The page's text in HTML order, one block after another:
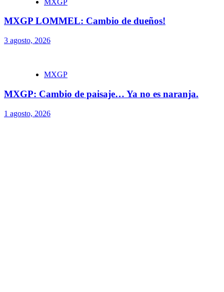
MXGP LOMMEL: Cambio de dueños!
3 agosto, 2026
MXGP
MXGP: Cambio de paisaje… Ya no es naranja.
1 agosto, 2026